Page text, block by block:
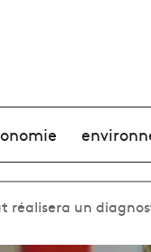
réalisera un